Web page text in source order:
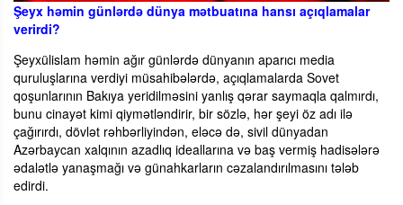
Şeyx həmin günlərdə dünya mətbuatına hansı açıqlamalar
verirdi?
Şeyxülislam həmin ağır günlərdə dünyanın aparıcı media
quruluşlarına verdiyi müsahibələrdə, açıqlamalarda Sovet
qoşunlarının Bakıya yeridilməsini yanlış qərar saymaqla qalmırdı,
bunu cinayət kimi qiymətləndirir, bir sözlə, hər şeyi öz adı ilə
çağırırdı, dövlət rəhbərliyindən, eləcə də, sivil dünyadan
Azərbaycan xalqının azadlıq ideallarına və baş vermiş hadisələrə
ədalətlə yanaşmağı və günahkarların cəzalandırılmasını tələb
edirdi.